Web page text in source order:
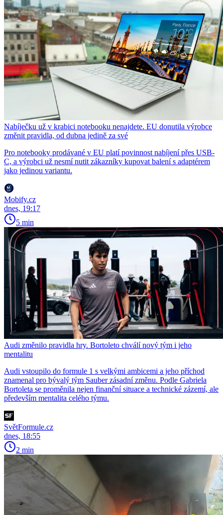
Nabíječku už v krabici notebooku nenajdete. EU donutila výrobce
změnit pravidla, od dubna jedině za své
Pro notebooky prodávané v EU platí povinnost nabíjení přes USB-
C, a výrobci už nesmí nutit zákazníky kupovat balení s adaptérem
jako jedinou variantu.
Mobify.cz
dnes, 19:17
5 min
Audi změnilo pravidla hry. Bortoleto chválí nový tým i jeho
mentalitu
Audi vstoupilo do formule 1 s velkými ambicemi a jeho příchod
znamenal pro bývalý tým Sauber zásadní změnu. Podle Gabriela
Bortoleta se proměnila nejen finanční situace a technické zázemí, ale
především mentalita celého týmu.
SvětFormule.cz
dnes, 18:55
2 min